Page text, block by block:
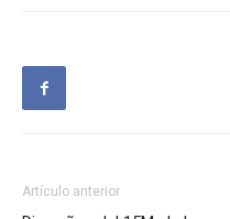
Artículo anterior